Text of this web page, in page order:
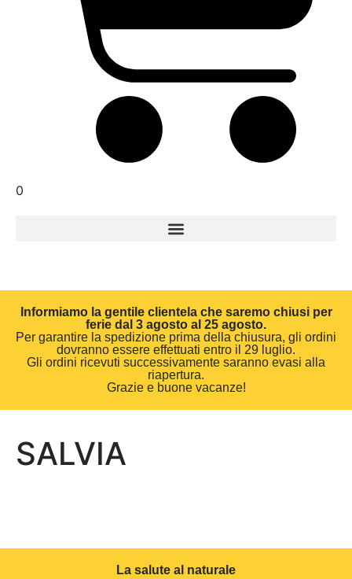
0
Informiamo la gentile clientela che saremo chiusi per
ferie dal 3 agosto al 25 agosto.
Per garantire la spedizione prima della chiusura, gli ordini
dovranno essere effettuati entro il 29 luglio.
Gli ordini ricevuti successivamente saranno evasi alla
riapertura.
Grazie e buone vacanze!
SALVIA
La salute al naturale